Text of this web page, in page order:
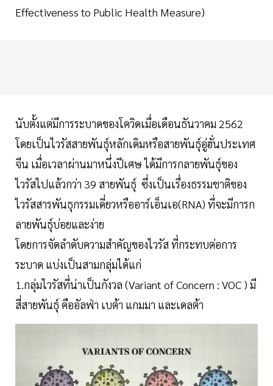
Effectiveness to Public Health Measure)
นับตั้งแต่มีการระบาดของโควิดเมื่อเดือนธันวาคม 2562
โดยเป็นไวรัสสายพันธุ์หลักเดิมหรือสายพันธุ์อู่ฮั่นประเทศ
จีน เมื่อเวลาผ่านมาหนึ่งปีเศษ ได้มีการกลายพันธุ์ของ
ไวรัสไปแล้วกว่า 39 สายพันธุ์ ซึ่งเป็นเรื่องธรรมชาติของ
ไวรัสสารพันธุกรรมเดี่ยวหรืออาร์เอ็นเอ(RNA) ที่จะมีการก
ลายพันธุ์บ่อยและง่าย
โดยการจัดลำดับความสำคัญของไวรัส ที่กระทบต่อการ
ระบาด แบ่งเป็นสามกลุ่มได้แก่
1.กลุ่มไวรัสที่น่าเป็นกังวล (Variant of Concern : VOC ) มี
สี่สายพันธุ์ คืออัลฟ่า เบต้า แกมมา และเดลต้า